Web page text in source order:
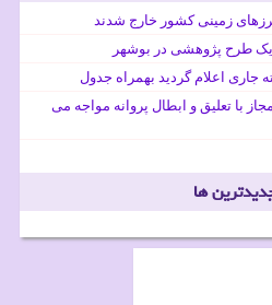
یک طرح پژوهشی در بوشهر
اعلام گردید بهمراه جدول
با تعلیق و ابطال پروانه مواجه می
ها